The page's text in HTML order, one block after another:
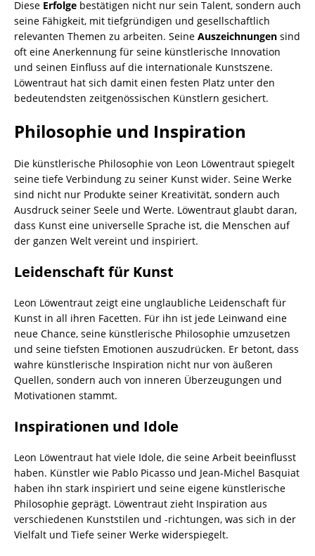
Diese Erfolge bestätigen nicht nur sein Talent, sondern auch
seine Fähigkeit, mit tiefgründigen und gesellschaftlich
relevanten Themen zu arbeiten. Seine Auszeichnungen sind
oft eine Anerkennung für seine künstlerische Innovation
und seinen Einfluss auf die internationale Kunstszene.
Löwentraut hat sich damit einen festen Platz unter den
bedeutendsten zeitgenössischen Künstlern gesichert.
Philosophie und Inspiration
Die künstlerische Philosophie von Leon Löwentraut spiegelt
seine tiefe Verbindung zu seiner Kunst wider. Seine Werke
sind nicht nur Produkte seiner Kreativität, sondern auch
Ausdruck seiner Seele und Werte. Löwentraut glaubt daran,
dass Kunst eine universelle Sprache ist, die Menschen auf
der ganzen Welt vereint und inspiriert.
Leidenschaft für Kunst
Leon Löwentraut zeigt eine unglaubliche Leidenschaft für
Kunst in all ihren Facetten. Für ihn ist jede Leinwand eine
neue Chance, seine künstlerische Philosophie umzusetzen
und seine tiefsten Emotionen auszudrücken. Er betont, dass
wahre künstlerische Inspiration nicht nur von äußeren
Quellen, sondern auch von inneren Überzeugungen und
Motivationen stammt.
Inspirationen und Idole
Leon Löwentraut hat viele Idole, die seine Arbeit beeinflusst
haben. Künstler wie Pablo Picasso und Jean-Michel Basquiat
haben ihn stark inspiriert und seine eigene künstlerische
Philosophie geprägt. Löwentraut zieht Inspiration aus
verschiedenen Kunststilen und -richtungen, was sich in der
Vielfalt und Tiefe seiner Werke widerspiegelt.